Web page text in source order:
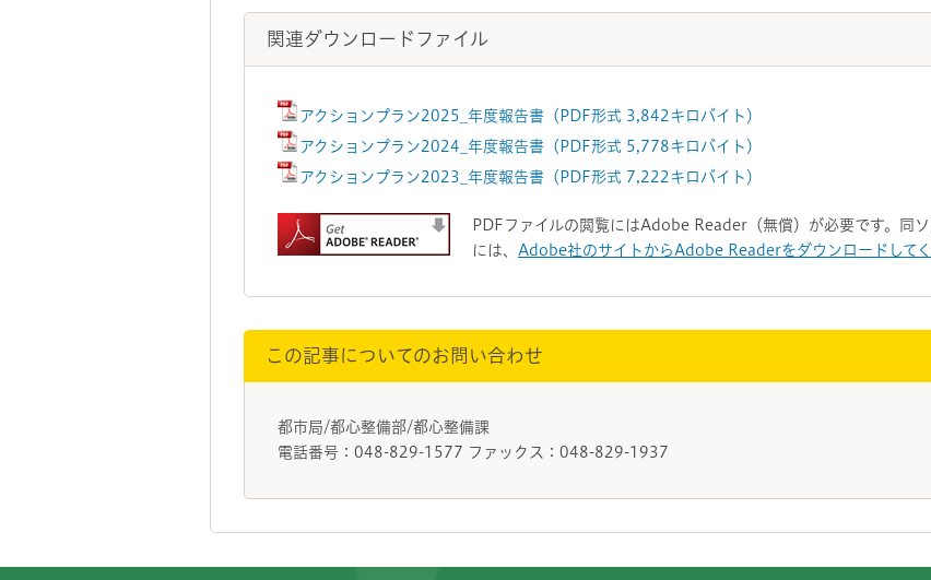
関連ダウンロードファイル
アクションプラン2025_年度報告書（PDF形式 3,842キロバイト）
アクションプラン2024_年度報告書（PDF形式 5,778キロバイト）
アクションプラン2023_年度報告書（PDF形式 7,222キロバイト）
PDFファイルの閲覧にはAdobe Reader（無償）が必要です。同
には、 Adobe社のサイトからAdobe Readerをダウンロードしてく
この記事についてのお問い合わせ
都市局/都心整備部/都心整備課
電話番号：048-829-1577 ファックス：048-829-1937